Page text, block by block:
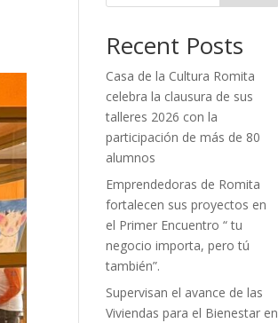
Recent Posts
Casa de la Cultura Romita
celebra la clausura de sus
talleres 2026 con la
participación de más de 80
alumnos
Emprendedoras de Romita
fortalecen sus proyectos en
el Primer Encuentro “ tu
negocio importa, pero tú
también”.
Supervisan el avance de las
Viviendas para el Bienestar en